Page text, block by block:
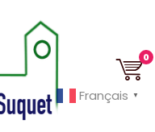
0
Français ▼